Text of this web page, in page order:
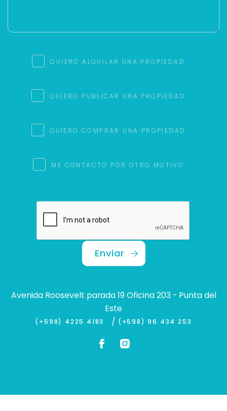
QUIERO ALQUILAR UNA PROPIEDAD
QUIERO PUBLICAR UNA PROPIEDAD
QUIERO COMPRAR UNA PROPIEDAD
ME CONTACTO POR OTRO MOTIVO
Enviar
Avenida Roosevelt parada 19 Oficina 203 - Punta del
Este
(+598) 4225 4183 / (+598) 96 434 253